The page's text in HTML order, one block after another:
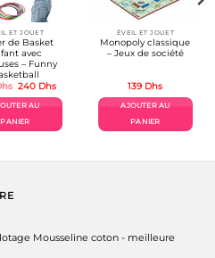
ET JOUET
de Basket
avec
– Funny
Le
initial
était :
300 Dhs.
240 DhsLe
actuel
AU
PANIER
ÉVEIL ET JOUET
Monopoly classique
– Jeux de société
139 Dhs
AJOUTER AU
PANIER
Mousseline coton - meilleure